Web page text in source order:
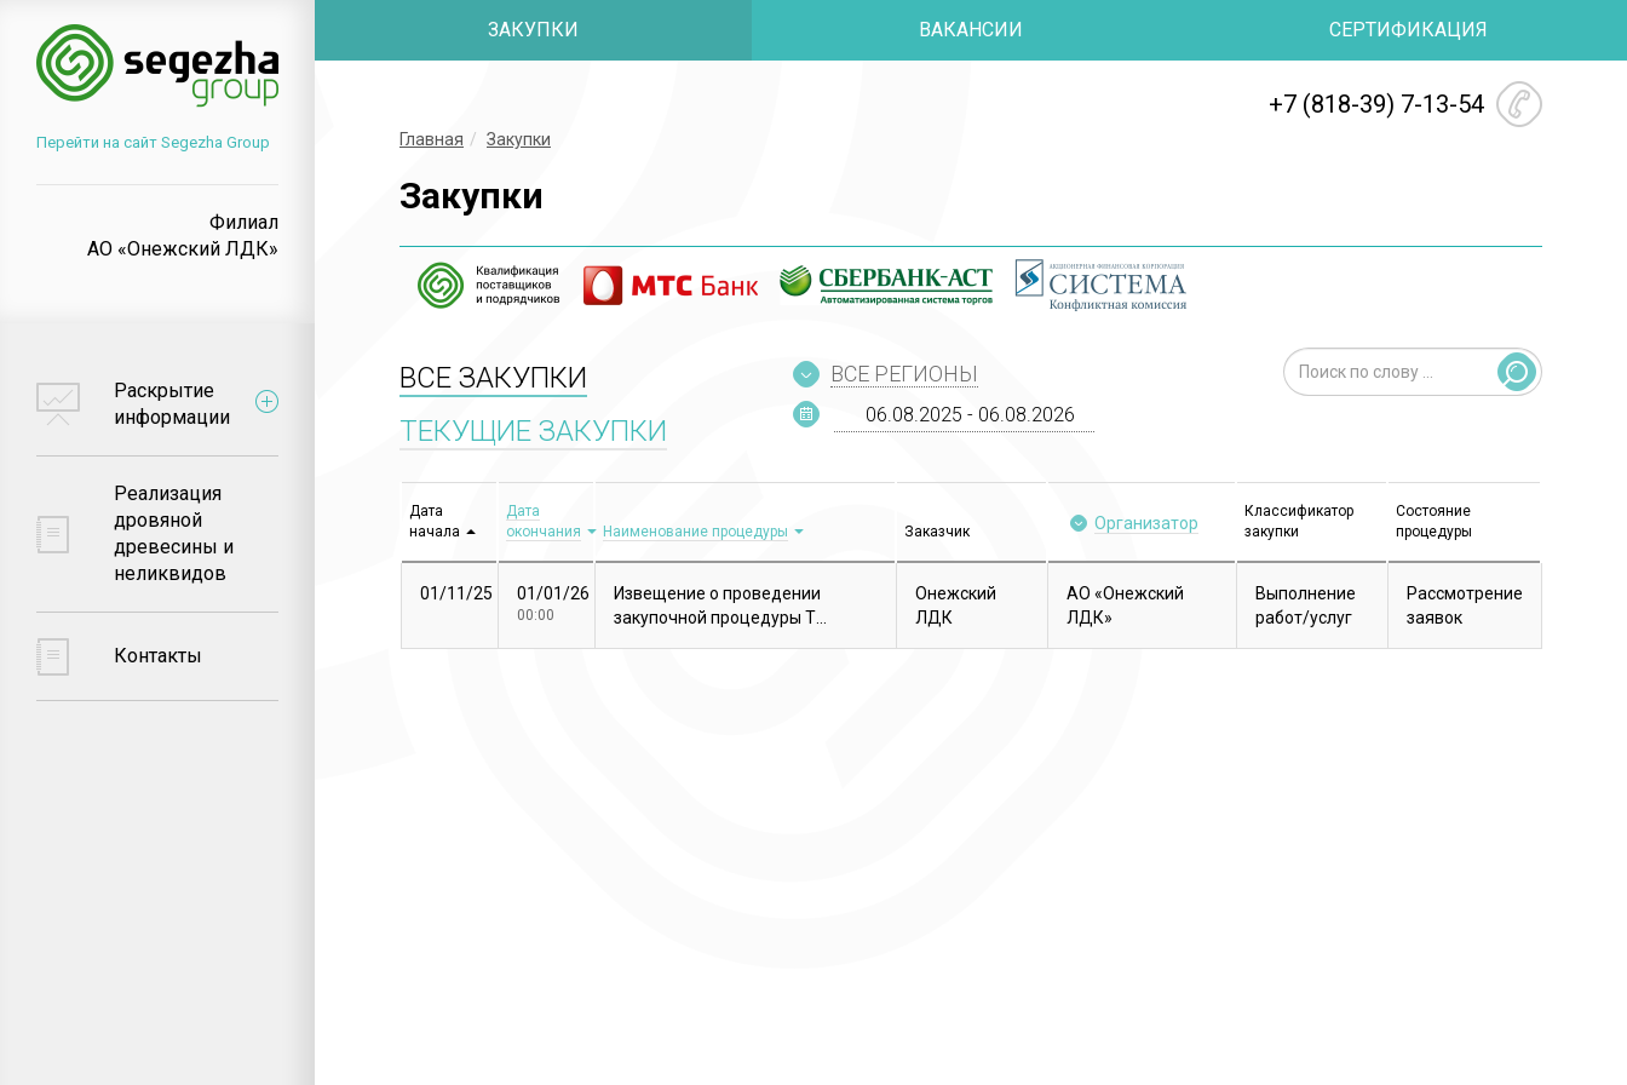
Перейти на сайт Segezha Group
Филиал
АО «Онежский ЛДК»
Раскрытие
информации
Реализация
дровяной
древесины и
неликвидов
Контакты
ЗАКУПКИ ВАКАНСИИ СЕРТИФИКАЦИЯ
+7 (818-39) 7-13-54
Главная Закупки
Закупки
ВСЕ ЗАКУПКИ
ТЕКУЩИЕ ЗАКУПКИ
ВСЕ РЕГИОНЫ
Дата
начала
Дата
окончания
Наименование процедуры Заказчик Организатор
Классификатор
закупки
Состояние
процедуры
01/11/25 01/01/26
00:00
Извещение о проведении
закупочной процедуры Т...
Онежский
ЛДК
АО «Онежский
ЛДК»
Выполнение
работ/услуг
Рассмотрение
заявок